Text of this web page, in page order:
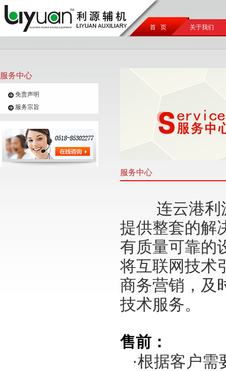
首 页 关于我们
服务中心
免责声明
服务宗旨
服务中心
连云港利
提供整套的解
有质量可靠的
将互联网技术
商务营销，及
技术服务。
售前：
·根据客户需